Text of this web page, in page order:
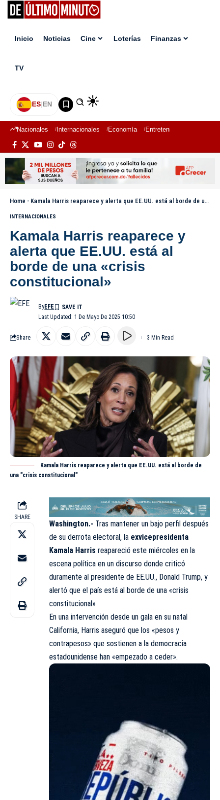
Inicio Noticias Cine Loterías Finanzas
TV
ES|EN
Nacionales Internacionales Economía Entretenimiento
Home - Kamala Harris reaparece y alerta que EE.UU. está al borde de una «crisis constitucional»
INTERNACIONALES
Kamala Harris reaparece y
alerta que EE.UU. está al
borde de una «crisis
constitucional»
Last Updated: 1 De Mayo De 2025 10:50
ByEFE
Share 3 Min Read
Kamala Harris reaparece y alerta que EE.UU. está al borde de
una "crisis constitucional"
SHARE
Washington.- Tras mantener un bajo perfil después
de su derrota electoral, la exvicepresidenta
Kamala Harris reapareció este miércoles en la
escena política en un discurso donde criticó
duramente al presidente de EE.UU., Donald Trump, y
alertó que el país está al borde de una «crisis
constitucional»
En una intervención desde un gala en su natal
California, Harris aseguró que los «pesos y
contrapesos» que sostienen a la democracia
estadounidense han «empezado a ceder».